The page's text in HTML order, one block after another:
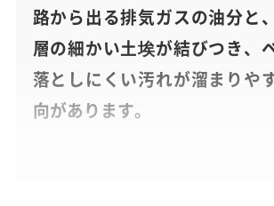
路から出る排気ガスの油分と
層の細かい土埃が結びつき、
落としにくい汚れが溜まりや
向があります。